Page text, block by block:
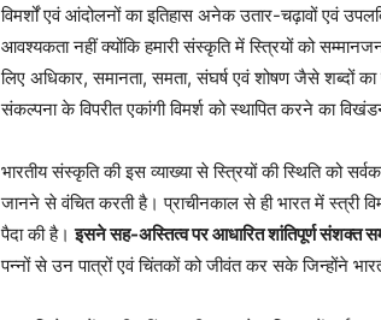
विमर्शों एवं आंदोलनों का इतिहास अनेक उतार-चढ़ावों एवं
आवश्यकता नहीं क्योंकि हमारी संस्कृति में स्त्रियों को
लिए अधिकार, समानता, समता, संघर्ष एवं शोषण जैसे शब्दों
संकल्पना के विपरीत एकांगी विमर्श को स्थापित करने का
भारतीय संस्कृति की इस व्याख्या से स्त्रियों की स्थिति को
जानने से वंचित करती है। प्राचीनकाल से ही भारत में स्त्री
पैदा की है।इसने सह-अस्तित्व पर आधारित शांतिपूर्ण
पन्नों से उन पात्रों एवं चिंतकों को जीवंत कर सके जिन्होंने